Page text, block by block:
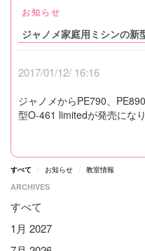
お知らせ
ジャノメ家庭用ミシンの
2017/01/12/ 16:16
ジャノメからPE790、
型O-461 limitedが発売にな
すべて お知らせ 教室情報
ARCHIVES
すべて
1月 2027